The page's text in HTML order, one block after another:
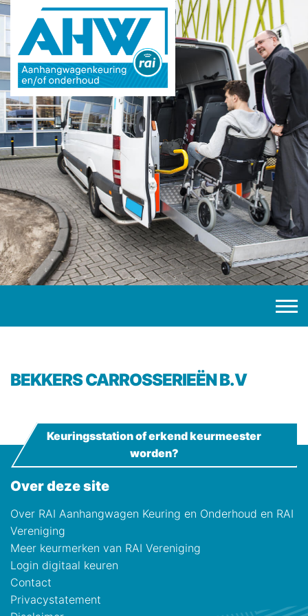
BEKKERS CARROSSERIEËN B.V
Over deze site
Over RAI Aanhangwagen Keuring en Onderhoud en RAI
Vereniging
Meer keurmerken van RAI Vereniging
Login digitaal keuren
Contact
Privacystatement
Keuringsstation of erkend keurmeester
worden?